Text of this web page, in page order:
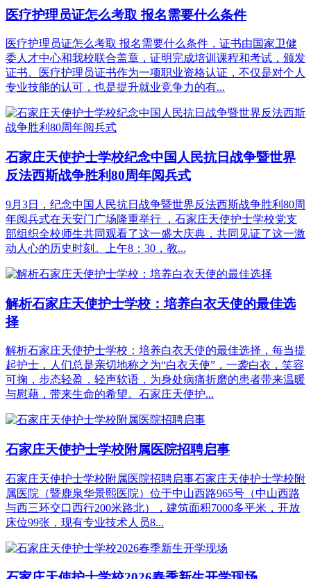
医疗护理员证怎么考取 报名需要什么条件
医疗护理员证怎么考取 报名需要什么条件，证书由国家卫健
委人才中心和我校联合盖章，证明完成培训课程和考试，颁发
证书。医疗护理员证书作为一项职业资格认证，不仅是对个人
专业技能的认可，也是提升就业竞争力的有...
石家庄天使护士学校纪念中国人民抗日战争暨世界
反法西斯战争胜利80周年阅兵式
9月3日，纪念中国人民抗日战争暨世界反法西斯战争胜利80周
年阅兵式在天安门广场隆重举行 ，石家庄天使护士学校党支
部组织全校师生共同观看了这一盛大庆典，共同见证了这一激
动人心的历史时刻。上午8：30，教...
解析石家庄天使护士学校：培养白衣天使的最佳选
择
解析石家庄天使护士学校：培养白衣天使的最佳选择，每当提
起护士，人们总是亲切地称之为“白衣天使”，一袭白衣，笑容
可掬，步态轻盈，轻声软语，为身处病痛折磨的患者带来温暖
与慰藉，带来生命的希望。石家庄天使护...
石家庄天使护士学校附属医院招聘启事
石家庄天使护士学校附属医院招聘启事石家庄天使护士学校附
属医院（暨鹿泉华景熙医院）位于中山西路965号（中山西路
与西三环交口西行200米路北），建筑面积7000多平米，开放
床位99张，现有专业技术人员8...